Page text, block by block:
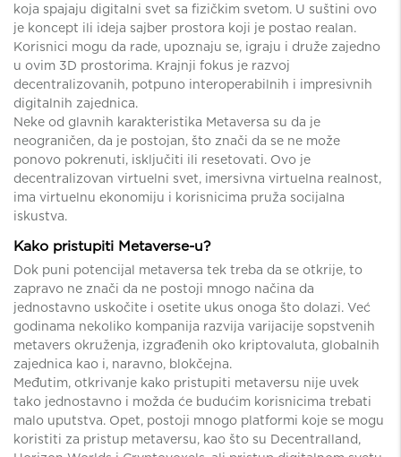
koja spajaju digitalni svet sa fizičkim svetom. U suštini ovo
je koncept ili ideja sajber prostora koji je postao realan.
Korisnici mogu da rade, upoznaju se, igraju i druže zajedno
u ovim 3D prostorima. Krajnji fokus je razvoj
decentralizovanih, potpuno interoperabilnih i impresivnih
digitalnih zajednica.
Neke od glavnih karakteristika Metaversa su da je
neograničen, da je postojan, što znači da se ne može
ponovo pokrenuti, isključiti ili resetovati. Ovo je
decentralizovan virtuelni svet, imersivna virtuelna realnost,
ima virtuelnu ekonomiju i korisnicima pruža socijalna
iskustva.
Kako pristupiti Metaverse-u?
Dok puni potencijal metaversa tek treba da se otkrije, to
zapravo ne znači da ne postoji mnogo načina da
jednostavno uskočite i osetite ukus onoga što dolazi. Već
godinama nekoliko kompanija razvija varijacije sopstvenih
metavers okruženja, izgrađenih oko kriptovaluta, globalnih
zajednica kao i, naravno, blokčejna.
Međutim, otkrivanje kako pristupiti metaversu nije uvek
tako jednostavno i možda će budućim korisnicima trebati
malo uputstva. Opet, postoji mnogo platformi koje se mogu
koristiti za pristup metaversu, kao što su Decentralland,